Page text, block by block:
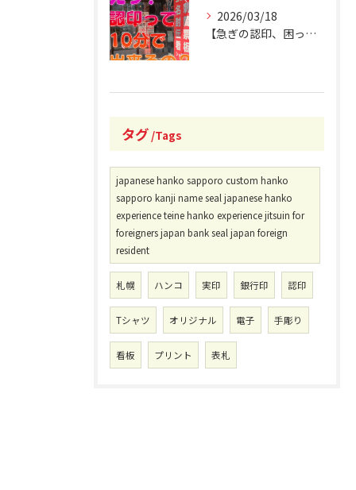
2026/03/18
【急ぎの認印、困ったことありませんか？】
タグ Tags
japanese hanko sapporo custom hanko
sapporo kanji name seal japanese hanko
experience teine hanko experience jitsuin for
foreigners japan bank seal japan foreign
resident
札幌 ハンコ 実印 銀行印 認印
Tシャツ オリジナル 電子 手彫り
看板 プリント 表札